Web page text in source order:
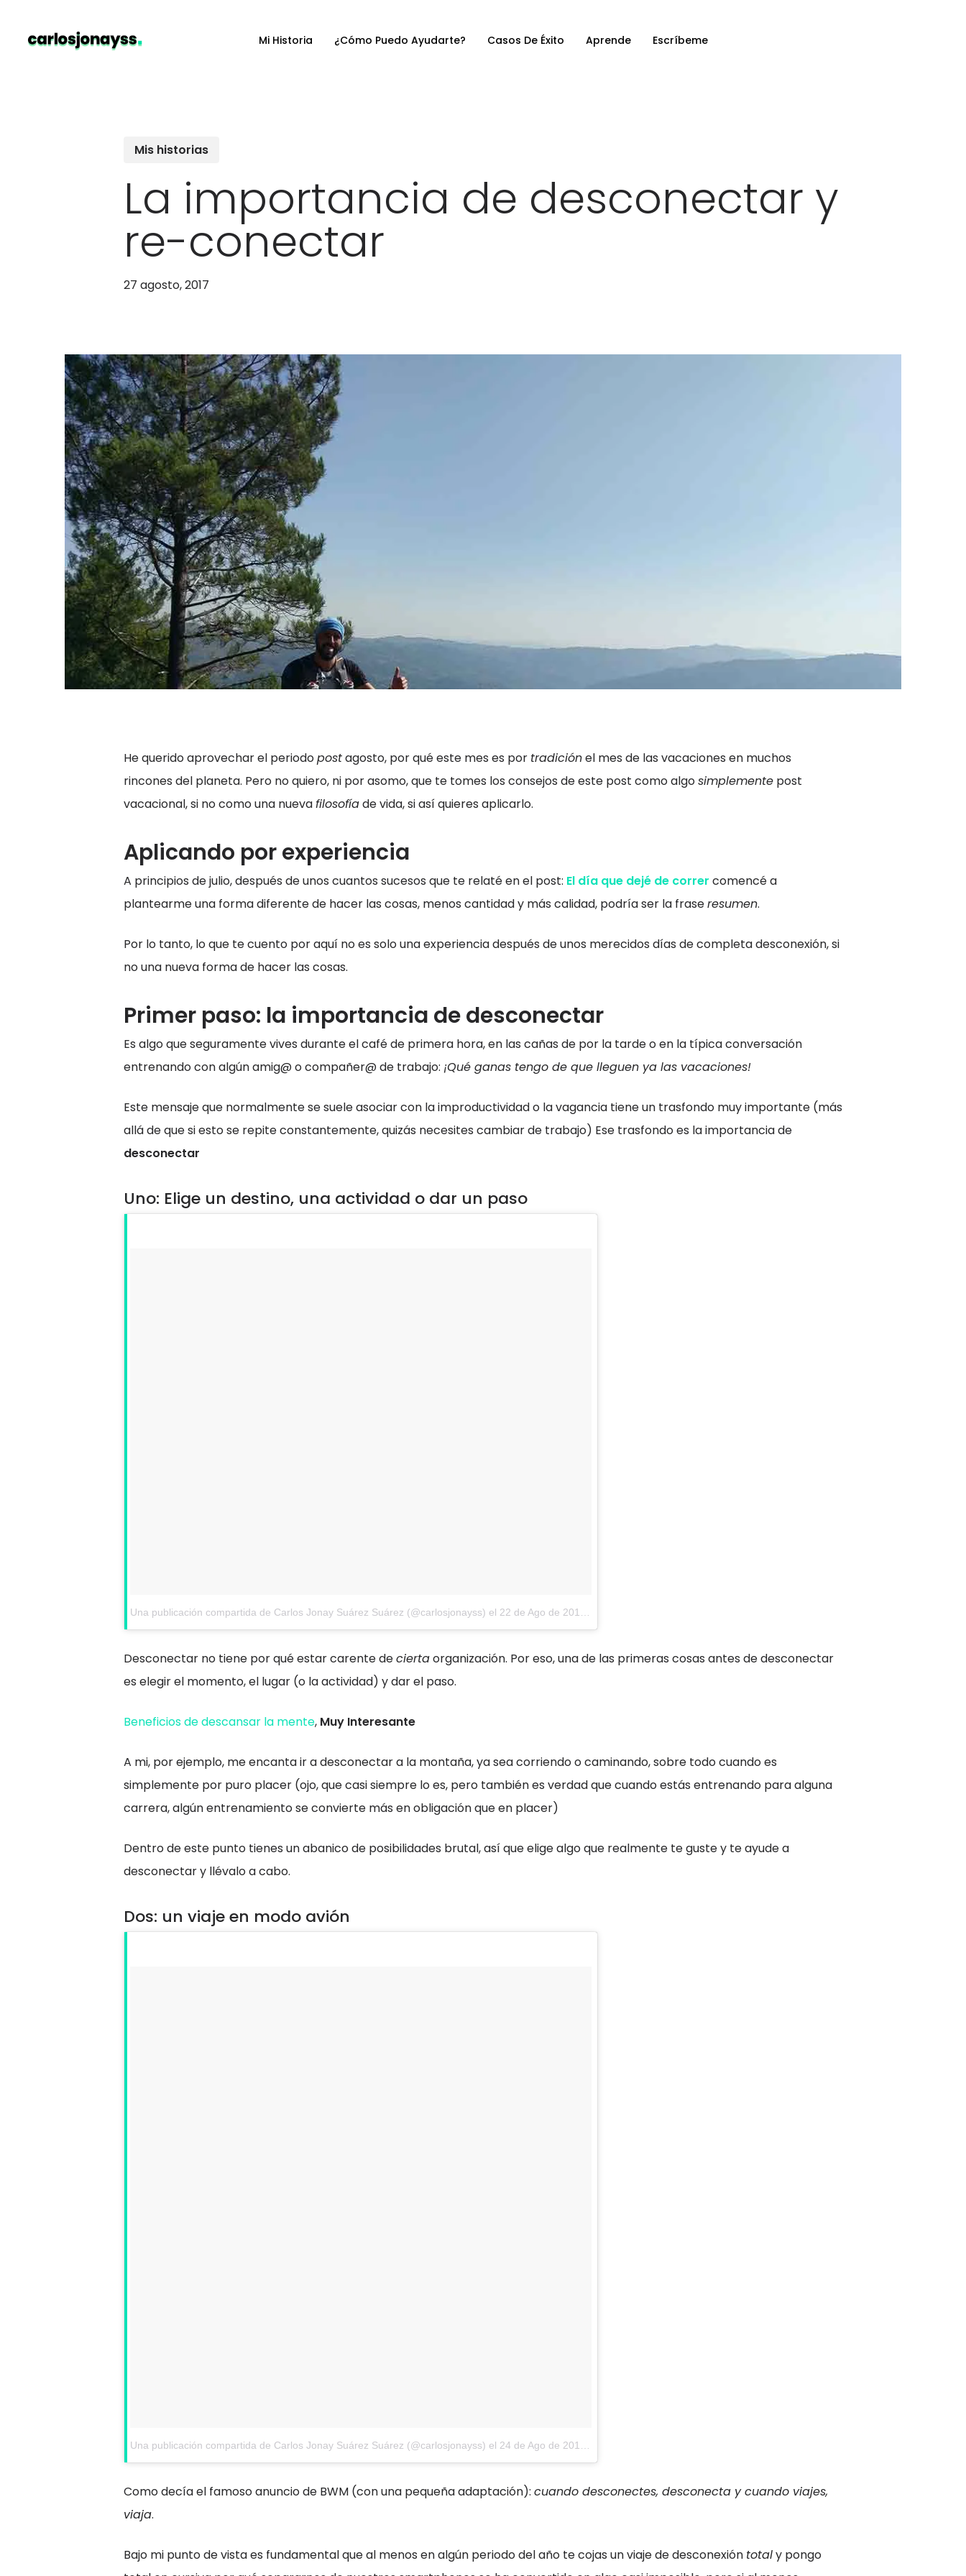
Mi Historia ¿Cómo Puedo Ayudarte? Casos De Éxito Aprende Escríbeme
Mis historias
La importancia de desconectar y
re-conectar
27 agosto, 2017
He querido aprovechar el periodopostagosto, por qué este mes es por tradiciónel mes de las vacaciones en muchos
rincones del planeta. Pero no quiero, ni por asomo, que te tomes los consejos de este post como algosimplemente post
vacacional, si no como una nuevafilosofíade vida, si así quieres aplicarlo.
Aplicando por experiencia
A principios de julio, después de unos cuantos sucesos que te relaté en el post: El día que dejé de correr comencé a
plantearme una forma diferente de hacer las cosas, menos cantidad y más calidad, podría ser la fraseresumen.
Por lo tanto, lo que te cuento por aquí no es solo una experiencia después de unos merecidos días de completa desconexión, si
no una nueva forma de hacer las cosas.
Primer paso: la importancia de desconectar
Es algo que seguramente vives durante el café de primera hora, en las cañas de por la tarde o en la típica conversación
entrenando con algún amig@ o compañer@ de trabajo: ¡Qué ganas tengo de que lleguen ya las vacaciones!
Este mensaje que normalmente se suele asociar con la improductividad o la vagancia tiene un trasfondo muy importante (más
allá de que si esto se repite constantemente, quizás necesites cambiar de trabajo) Ese trasfondo es la importancia de
desconectar
Uno: Elige un destino, una actividad o dar un paso
Una publicación compartida de Carlos Jonay Suárez Suárez (@carlosjonayss) el 22 de Ago de 2017 a la(s) 2:33 PDT
Desconectar no tiene por qué estar carente deciertaorganización. Por eso, una de las primeras cosas antes de desconectar
es elegir el momento, el lugar (o la actividad) y dar el paso.
Beneficios de descansar la mente, Muy Interesante
A mi, por ejemplo, me encanta ir a desconectar a la montaña, ya sea corriendo o caminando, sobre todo cuando es
simplemente por puro placer (ojo, que casi siempre lo es, pero también es verdad que cuando estás entrenando para alguna
carrera, algún entrenamiento se convierte más en obligación que en placer)
Dentro de este punto tienes un abanico de posibilidades brutal, así que elige algo que realmente te guste y te ayude a
desconectar y llévalo a cabo.
Dos: un viaje en modo avión
Una publicación compartida de Carlos Jonay Suárez Suárez (@carlosjonayss) el 24 de Ago de 2017 a la(s) 12:35 PDT
Como decía el famoso anuncio de BWM (con una pequeña adaptación): cuando desconectes, desconecta y cuando viajes,
viaja.
Bajo mi punto de vista es fundamental que al menos en algún periodo del año te cojas un viaje de desconexión totaly pongo